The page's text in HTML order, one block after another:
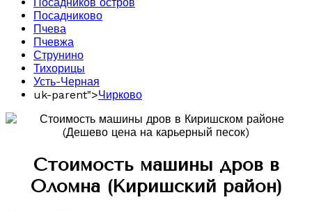
Посадников остров
Посадниково
Пчева
Пчевжа
Струнино
Тихорицы
Усть-Черная
uk-parent">Чирково
Стоимость машины дров в
Оломна (Киришский район)